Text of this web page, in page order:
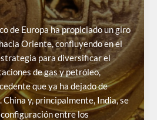
de Europa ha propiciado un giro
Oriente, confluyendo en el
para diversificar el
de gas y petróleo,
que ya ha dejado de
y, principalmente, India, se
entre los